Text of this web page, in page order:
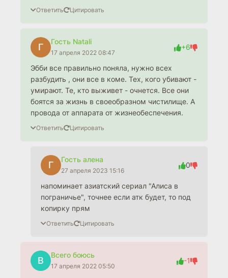
Ответить Цитировать
Г
Гость Natali
17 апреля 2022 08:47
+6
Эбби все правильно поняла, нужно всех
разбудить , они все в коме. Тех, кого убивают -
умирают. Те, кто выживет - очнется. Все они
боятся за жизнь в своеобразном чистилище. А
провода от аппарата от жизнеобеспечения.
Ответить Цитировать
Г
Гость алена
27 апреля 2023 15:16
0
напоминает азиатский сериал "Алиса в
пограничье", точнее если атк будет, то под
копирку прям
Ответить Цитировать
В
Всего боюсь
17 апреля 2022 05:50
-1